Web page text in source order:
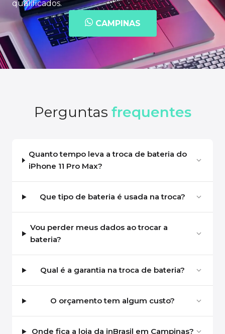
qualificados.
CAMPINAS
Perguntas frequentes
Quanto tempo leva a troca de bateria do
iPhone 11 Pro Max?
Que tipo de bateria é usada na troca?
Vou perder meus dados ao trocar a
bateria?
Qual é a garantia na troca de bateria?
O orçamento tem algum custo?
Onde fica a loja da inBrasil em Campinas?